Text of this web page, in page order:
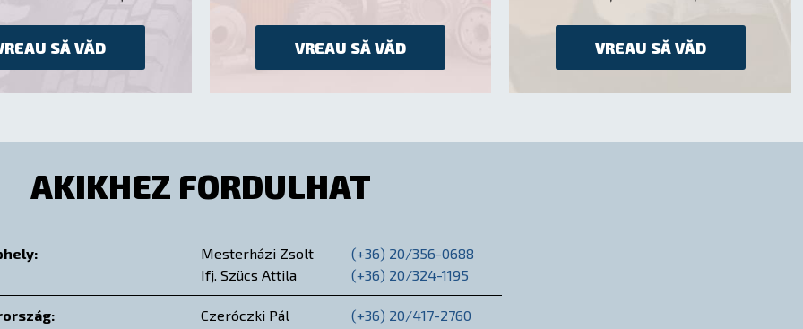
SĂ VĂD VREAU SĂ VĂD VREAU SĂ VĂD
AKIKHEZ FORDULHAT
Mesterházi Zsolt
Ifj. Szücs Attila
(+36) 20/356-0688
(+36) 20/324-1195
Czeróczki Pál (+36) 20/417-2760